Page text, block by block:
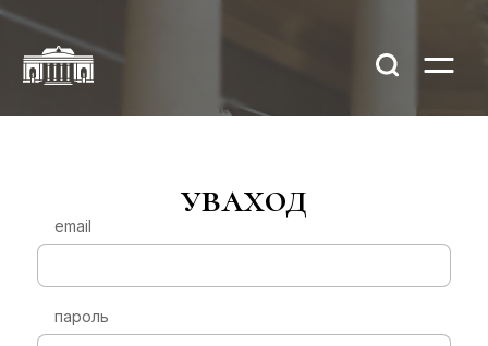
уваход
email
пароль